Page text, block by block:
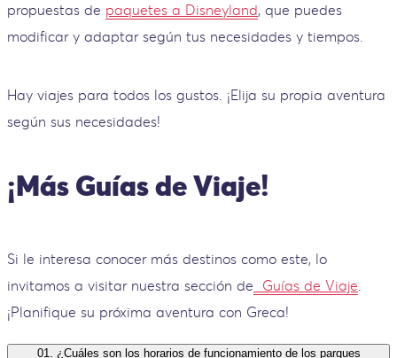
propuestas de paquetes a Disneyland, que puedes
modificar y adaptar según tus necesidades y tiempos.
Hay viajes para todos los gustos. ¡Elija su propia aventura
según sus necesidades!
¡Más Guías de Viaje!
Si le interesa conocer más destinos como este, lo
invitamos a visitar nuestra sección de Guías de Viaje
¡Planifique su próxima aventura con Greca!
01. ¿Cuáles son los horarios de funcionamiento de los parques